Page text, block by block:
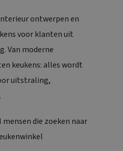
ontwerpen en
voor klanten uit
Van moderne
keukens: alles wordt
uitstraling,
die zoeken naar